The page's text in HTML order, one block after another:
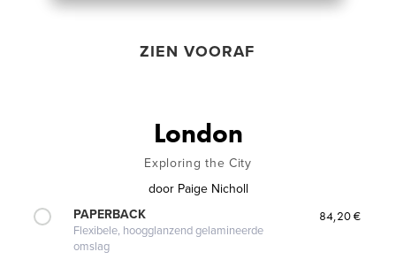
ZIEN VOORAF
London
Exploring the City
door Paige Nicholl
PAPERBACK
Flexibele, hoogglanzend gelamineerde
omslag
84,20 €